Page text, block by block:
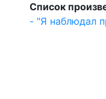
Список
- "Я наблюдал